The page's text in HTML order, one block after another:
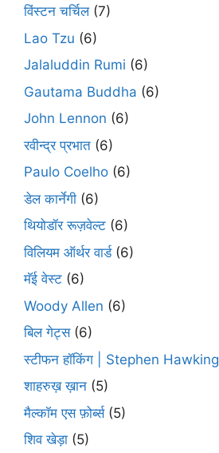
विंस्टन चर्चिल(7)
Lao Tzu (6)
Jalaluddin Rumi (6)
Gautama Buddha (6)
John Lennon (6)
रवीन्द्र प्रभात (6)
Paulo Coelho (6)
डेल कार्नेगी (6)
थियोडॉर रूज़वेल्ट (6)
विलियम ऑर्थर वार्ड(6)
मॅई वेस्ट (6)
Woody Allen (6)
बिल गेट्स(6)
स्टीफन हॉकिंग | Stephen Hawking
शाहरुख़ ख़ान (5)
मैल्कॉम एस फ़ोर्ब्स(5)
शिव खेड़ा (5)